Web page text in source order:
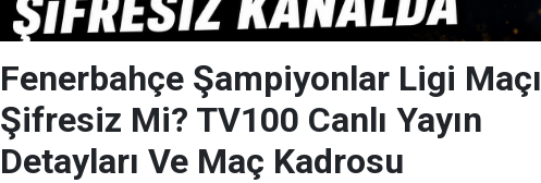
Fenerbahçe Şampiyonlar Ligi Maçı
Şifresiz Mi? TV100 Canlı Yayın
Detayları Ve Maç Kadrosu